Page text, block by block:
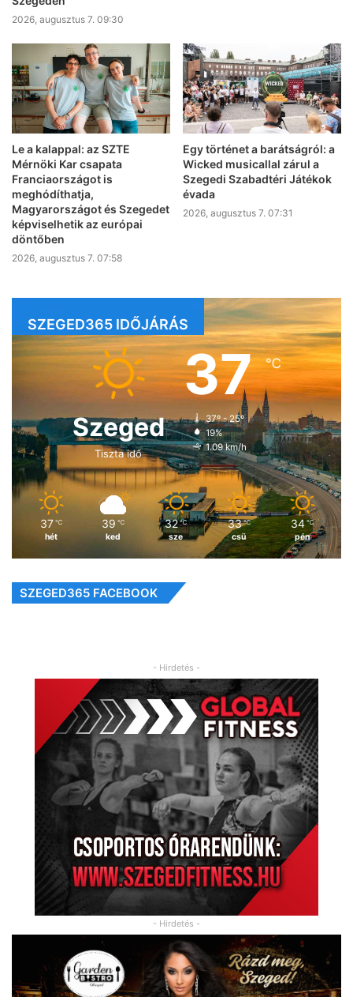
2026, augusztus 7. 09:30
Le a kalappal: az SZTE
Mérnöki Kar csapata
Franciaországot is
meghódíthatja,
Magyarországot és Szegedet
képviselhetik az európai
döntőben
2026, augusztus 7. 07:58
Egy történet a barátságról: a
Wicked musicallal zárul a
Szegedi Szabadtéri Játékok
évada
2026, augusztus 7. 07:31
SZEGED365 IDŐJÁRÁS
Szeged
Tiszta idő
37℃
37º - 25º
19%
1.09 km/h
37 ℃
hét
39 ℃
ked
32 ℃
sze
33 ℃
csü
34 ℃
pén
SZEGED365 FACEBOOK
- Hirdetés -
- Hirdetés -